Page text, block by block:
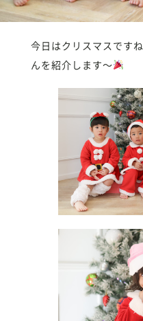
今日はクリスマスですね
んを紹介します〜